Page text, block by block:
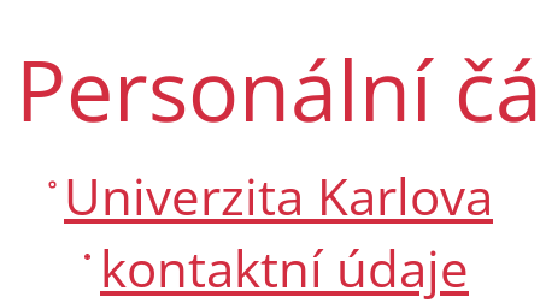
Personální
Univerzita Karlova
kontaktní údaje